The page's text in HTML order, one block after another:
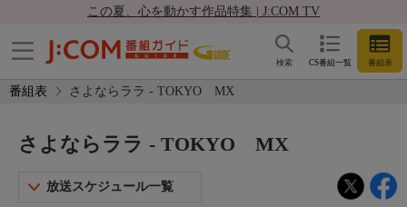
この夏、心を動かす作品特集 | J:COM TV
CS番組一覧 番組表
検索
番組表 さよならララ - TOKYO MX
さよならララ - TOKYO MX
放送スケジュール一覧